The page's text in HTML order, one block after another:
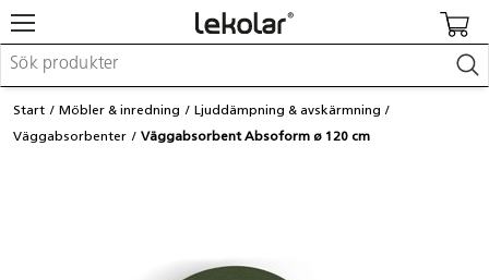
Möbler & inredning
Lekplatsutrustning & utemiljö
Start Möbler & inredning
Ljuddämpning & avskärmning
Väggabsorbenter
Väggabsorbent Absoform ø 120 cm